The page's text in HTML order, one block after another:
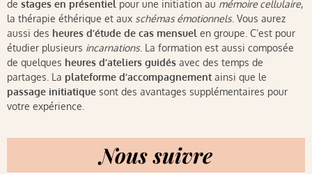
de stages en présentiel pour une initiation au mémoire cellulaire,
la thérapie éthérique et aux schémas émotionnels . Vous aurez
aussi des heures d’étude de cas mensuel en groupe. C’est pour
étudier plusieurs incarnations . La formation est aussi composée
de quelques heures d’ateliers guidés avec des temps de
partages. La plateforme d’accompagnement ainsi que le
passage initiatique sont des avantages supplémentaires pour
votre expérience.
Nous suivre